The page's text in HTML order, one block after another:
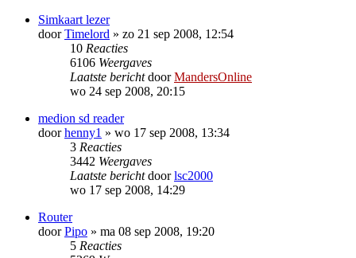
Simkaart lezer
doorTimelord » zo 21 sep 2008, 12:54
10 Reacties
6106 Weergaves
Laatste berichtdoorMandersOnline
wo 24 sep 2008, 20:15
medion sd reader
doorhenny1 » wo 17 sep 2008, 13:34
3 Reacties
3442 Weergaves
Laatste berichtdoorlsc2000
wo 17 sep 2008, 14:29
Router
doorPipo » ma 08 sep 2008, 19:20
5 Reacties